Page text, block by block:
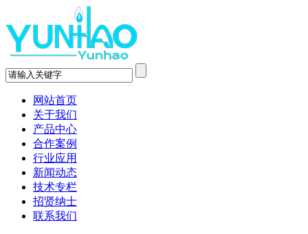
网站首页
关于我们
产品中心
合作案例
行业应用
新闻动态
技术专栏
招贤纳士
联系我们